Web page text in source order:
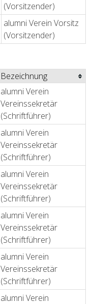
(Vorsitzender)
alumni Verein Vorsitz
(Vorsitzender)
Bezeichnung
alumni Verein
Vereinssekretär
(Schriftführer)
alumni Verein
Vereinssekretär
(Schriftführer)
alumni Verein
Vereinssekretär
(Schriftführer)
alumni Verein
Vereinssekretär
(Schriftführer)
alumni Verein
Vereinssekretär
(Schriftführer)
alumni Verein